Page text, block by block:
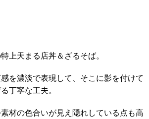
上天まる店丼＆ざるそば。
を濃淡で表現して、そこに影を付けて
丁寧な工夫。
材の色合いが見え隠れしている点も高